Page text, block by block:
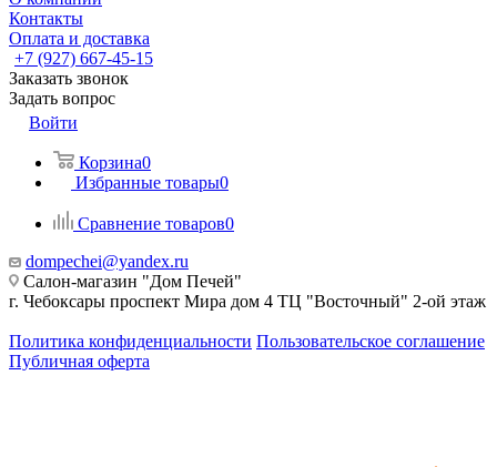
Контакты
Оплата и доставка
+7 (927) 667-45-15
Заказать звонок
Задать вопрос
Войти
Корзина0
Избранные товары0
Сравнение товаров0
dompechei@yandex.ru
Салон-магазин "Дом Печей"
г. Чебоксары проспект Мира дом 4 ТЦ "Восточный" 2-ой этаж
Политика конфиденциальности Пользовательское соглашение
Публичная оферта